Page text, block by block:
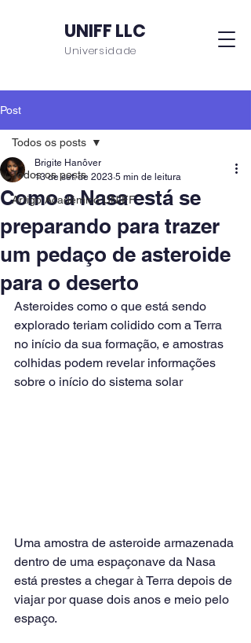
UNIFF LLC
Universidade
Post
Todos os posts
Artigo Acadêmico UNIFF
Todos os posts
Como a Nasa está se
preparando para trazer
um pedaço de asteroide
para o deserto
Brigite Hanôver
13 de set. de 2023 5 min de leitura
Asteroides como o que está sendo
explorado teriam colidido com a Terra
no início da sua formação, e amostras
colhidas podem revelar informações
sobre o início do sistema solar
Uma amostra de asteroide armazenada
dentro de uma espaçonave da Nasa
está prestes a chegar à Terra depois de
viajar por quase dois anos e meio pelo
espaço.